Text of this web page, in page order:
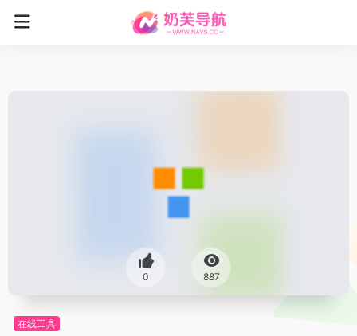
0 887
在线工具